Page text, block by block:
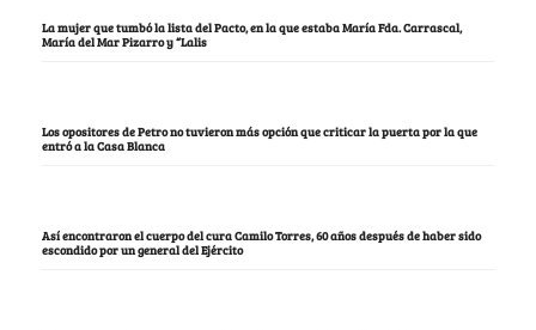
La mujer que tumbó la lista del Pacto, en la que estaba María Fda. Carrascal,
María del Mar Pizarro y “Lalis
Los opositores de Petro no tuvieron más opción que criticar la puerta por la que
entró a la Casa Blanca
Así encontraron el cuerpo del cura Camilo Torres, 60 años después de haber sido
escondido por un general del Ejército